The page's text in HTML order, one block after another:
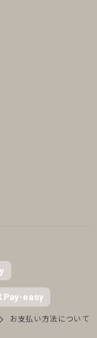
Pay-easy
お支払い方法について